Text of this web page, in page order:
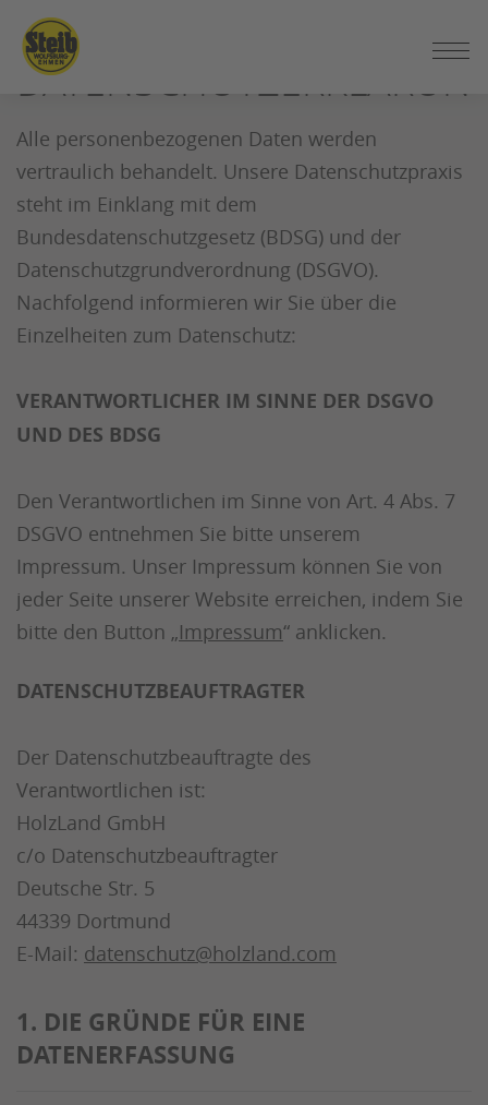
ZUM
SEITENINHALT
SPRINGEN
Alle personenbezogenen Daten werden
vertraulich behandelt. Unsere Datenschutzpraxis
steht im Einklang mit dem
Bundesdatenschutzgesetz (BDSG) und der
Datenschutzgrundverordnung (DSGVO).
Nachfolgend informieren wir Sie über die
Einzelheiten zum Datenschutz:
VERANTWORTLICHER IM SINNE DER DSGVO
UND DES BDSG
Den Verantwortlichen im Sinne von Art. 4 Abs. 7
DSGVO entnehmen Sie bitte unserem
Impressum. Unser Impressum können Sie von
jeder Seite unserer Website erreichen, indem Sie
bitte den Button „Impressum“ anklicken.
DATENSCHUTZBEAUFTRAGTER
Der Datenschutzbeauftragte des
Verantwortlichen ist:
HolzLand GmbH
c/o Datenschutzbeauftragter
Deutsche Str. 5
44339 Dortmund
E-Mail: datenschutz@holzland.com
1. DIE GRÜNDE FÜR EINE
DATENERFASSUNG